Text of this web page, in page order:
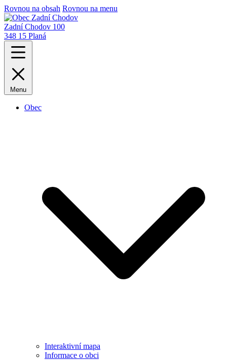
Rovnou na obsah Rovnou na menu
Zadní Chodov 100
348 15 Planá
Menu
Obec
Interaktivní mapa
Informace o obci